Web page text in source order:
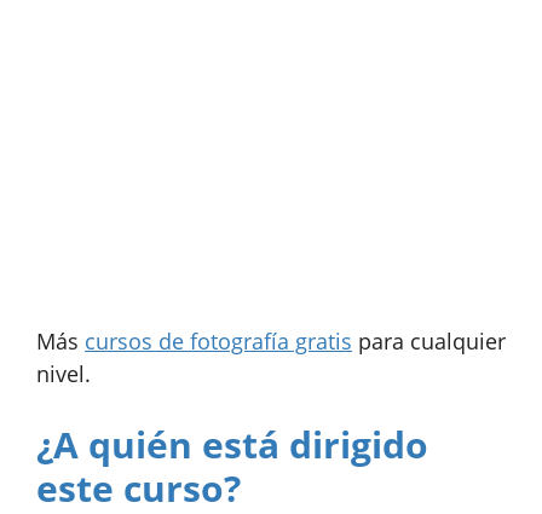
Más cursos de fotografía gratis para cualquier
nivel.
¿A quién está dirigido
este curso?